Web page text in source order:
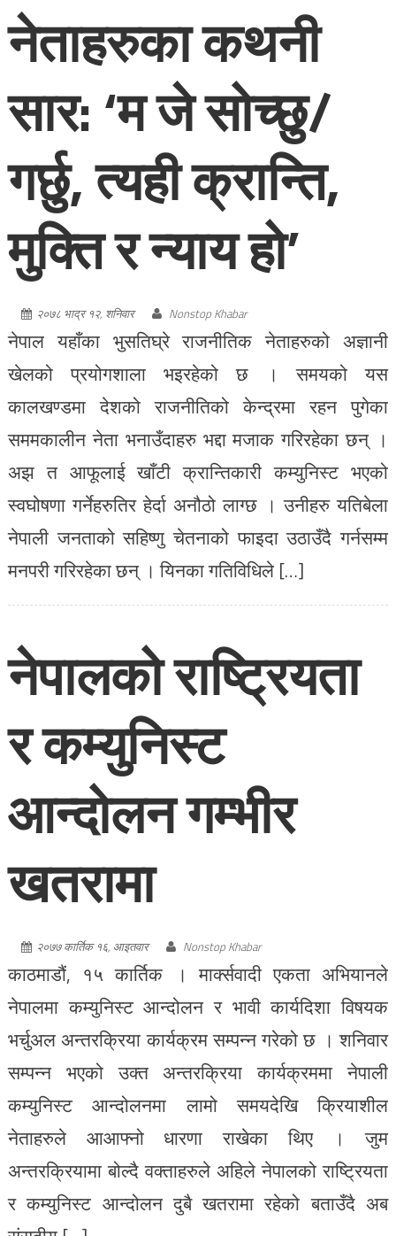
नेताहरुका कथनी
सार: ‘म जे सोच्छु/
गर्छु, त्यही क्रान्ति,
मुक्ति र न्याय हो’
२०७८ भाद्र १२, शनिवार Nonstop Khabar
नेपाल यहाँका भुसतिघ्रे राजनीतिक नेताहरुको अज्ञानी
खेलको प्रयोगशाला भइरहेको छ । समयको यस
कालखण्डमा देशको राजनीतिको केन्द्रमा रहन पुगेका
सममकालीन नेता भनाउँदाहरु भद्दा मजाक गरिरहेका छन् ।
अझ त आफूलाई खाँटी क्रान्तिकारी कम्युनिस्ट भएको
स्वघोषणा गर्नेहरुतिर हेर्दा अनौठो लाग्छ । उनीहरु यतिबेला
नेपाली जनताको सहिष्णु चेतनाको फाइदा उठाउँदै गर्नसम्म
मनपरी गरिरहेका छन् । यिनका गतिविधिले […]
नेपालको राष्ट्रियता
र कम्युनिस्ट
आन्दोलन गम्भीर
खतरामा
२०७७ कार्तिक १६, आइतवार Nonstop Khabar
काठमाडौं, १५ कार्तिक । मार्क्सवादी एकता अभियानले
नेपालमा कम्युनिस्ट आन्दोलन र भावी कार्यदिशा विषयक
भर्चुअल अन्तरक्रिया कार्यक्रम सम्पन्न गरेको छ । शनिवार
सम्पन्न भएको उक्त अन्तरक्रिया कार्यक्रममा नेपाली
कम्युनिस्ट आन्दोलनमा लामो समयदेखि क्रियाशील
नेताहरुले आआफ्नो धारणा राखेका थिए । जुम
अन्तरक्रियामा बोल्दै वक्ताहरुले अहिले नेपालको राष्ट्रियता
र कम्युनिस्ट आन्दोलन दुबै खतरामा रहेको बताउँदै अब